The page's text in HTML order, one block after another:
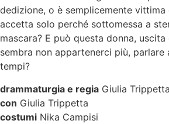
dedizione, o è semplicemente vittima
accetta solo perché sottomessa a
mascara? E può questa donna, uscita
sembra non appartenerci più,
tempi?
drammaturgia e regia Giulia Trippetta
con Giulia Trippetta
costumi Nika Campisi